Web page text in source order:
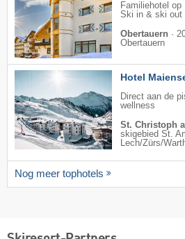
Familiehotel op
Ski in & ski out
Obertauern ·
Obertauern
Hotel
Direct aan de
wellness
St. Christoph
skigebied St.
Lech/​Zürs/​
Nog meer tophotels